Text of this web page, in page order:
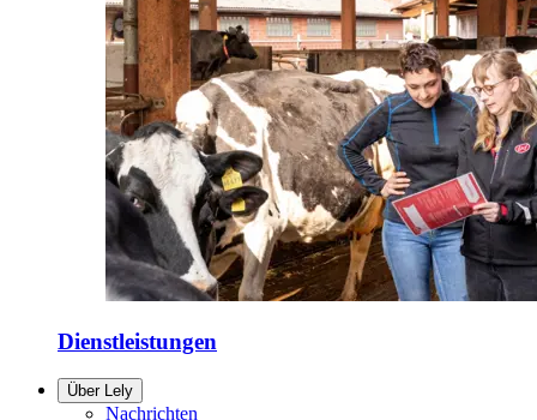
Dienstleistungen
Über Lely
Nachrichten